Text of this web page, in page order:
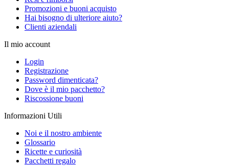
Promozioni e buoni acquisto
Hai bisogno di ulteriore aiuto?
Clienti aziendali
Il mio account
Login
Registrazione
Password dimenticata?
Dove è il mio pacchetto?
Riscossione buoni
Informazioni Utili
Noi e il nostro ambiente
Glossario
Ricette e curiosità
Pacchetti regalo